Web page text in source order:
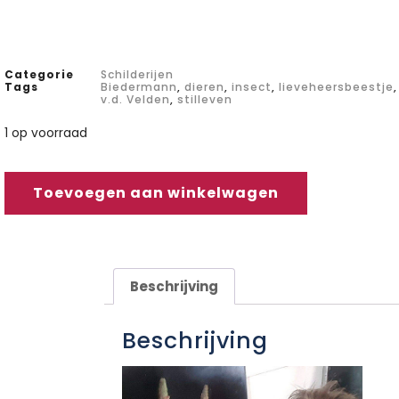
Categorie
Schilderijen
Tags
Biedermann, dieren, insect, lieveheersbeestje,
v.d. Velden, stilleven
1 op voorraad
Toevoegen aan winkelwagen
Beschrijving
Beschrijving